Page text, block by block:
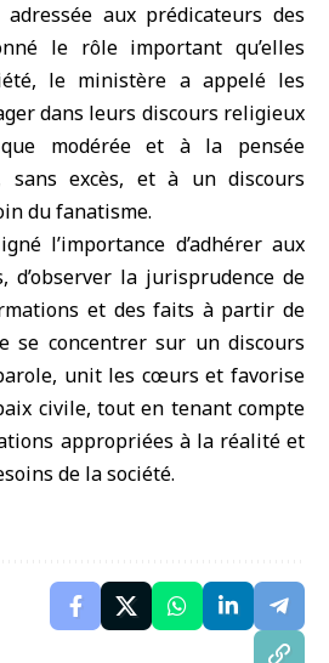
aux prédicateurs des
le rôle important qu’elles
le ministère a appelé les
dans leurs discours religieux
modérée et à la pensée
sans excès, et à un discours
du fanatisme.
l’importance d’adhérer aux
d’observer la jurisprudence de
et des faits à partir de
se concentrer sur un discours
unit les cœurs et favorise
civile, tout en tenant compte
appropriées à la réalité et
de la société.